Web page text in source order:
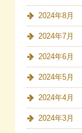
2024年8月
2024年7月
2024年6月
2024年5月
2024年4月
2024年3月